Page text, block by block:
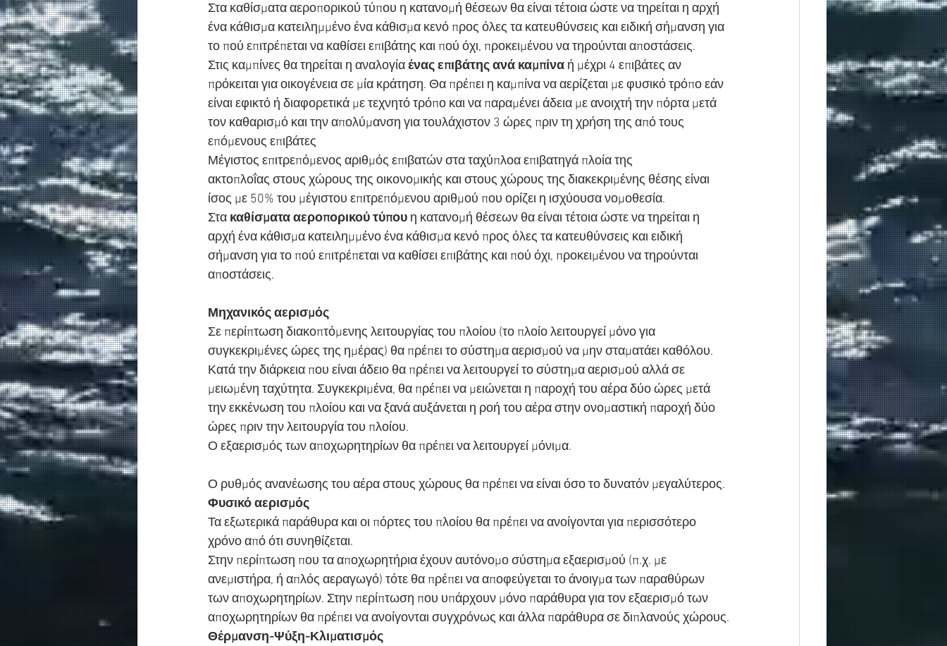
Στα καθίσματα αεροπορικού τύπου η κατανομή θέσεων θα είναι τέτοια ώστε να τηρείται η αρχή
ένα κάθισμα κατειλημμένο ένα κάθισμα κενό προς όλες τα κατευθύνσεις και ειδική σήμανση για
το πού επιτρέπεται να καθίσει επιβάτης και πού όχι, προκειμένου να τηρούνται αποστάσεις.
Στις καμπίνες θα τηρείται η αναλογία ένας επιβάτης ανά καμπίνα ή μέχρι 4 επιβάτες αν
πρόκειται για οικογένεια σε μία κράτηση. Θα πρέπει η καμπίνα να αερίζεται με φυσικό τρόπο εάν
είναι εφικτό ή διαφορετικά με τεχνητό τρόπο και να παραμένει άδεια με ανοιχτή την πόρτα μετά
τον καθαρισμό και την απολύμανση για τουλάχιστον 3 ώρες πριν τη χρήση της από τους
επόμενους επιβάτες
Μέγιστος επιτρεπόμενος αριθμός επιβατών στα ταχύπλοα επιβατηγά πλοία της
ακτοπλοΐας στους χώρους της οικονομικής και στους χώρους της διακεκριμένης θέσης είναι
ίσος με 50% του μέγιστου επιτρεπόμενου αριθμού που ορίζει η ισχύουσα νομοθεσία.
Στα καθίσματα αεροπορικού τύπου η κατανομή θέσεων θα είναι τέτοια ώστε να τηρείται η
αρχή ένα κάθισμα κατειλημμένο ένα κάθισμα κενό προς όλες τα κατευθύνσεις και ειδική
σήμανση για το πού επιτρέπεται να καθίσει επιβάτης και πού όχι, προκειμένου να τηρούνται
αποστάσεις.
Μηχανικός αερισμός
Σε περίπτωση διακοπτόμενης λειτουργίας του πλοίου (το πλοίο λειτουργεί μόνο για
συγκεκριμένες ώρες της ημέρας) θα πρέπει το σύστημα αερισμού να μην σταματάει καθόλου.
Κατά την διάρκεια που είναι άδειο θα πρέπει να λειτουργεί το σύστημα αερισμού αλλά σε
μειωμένη ταχύτητα. Συγκεκριμένα, θα πρέπει να μειώνεται η παροχή του αέρα δύο ώρες μετά
την εκκένωση του πλοίου και να ξανά αυξάνεται η ροή του αέρα στην ονομαστική παροχή δύο
ώρες πριν την λειτουργία του πλοίου.
Ο εξαερισμός των αποχωρητηρίων θα πρέπει να λειτουργεί μόνιμα.
Ο ρυθμός ανανέωσης του αέρα στους χώρους θα πρέπει να είναι όσο το δυνατόν μεγαλύτερος.
Φυσικό αερισμός
Τα εξωτερικά παράθυρα και οι πόρτες του πλοίου θα πρέπει να ανοίγονται για περισσότερο
χρόνο από ότι συνηθίζεται.
Στην περίπτωση που τα αποχωρητήρια έχουν αυτόνομο σύστημα εξαερισμού (π.χ. με
ανεμιστήρα, ή απλός αεραγωγό) τότε θα πρέπει να αποφεύγεται το άνοιγμα των παραθύρων
των αποχωρητηρίων. Στην περίπτωση που υπάρχουν μόνο παράθυρα για τον εξαερισμό των
αποχωρητηρίων θα πρέπει να ανοίγονται συγχρόνως και άλλα παράθυρα σε διπλανούς χώρους.
Θέρμανση-Ψύξη-Κλιματισμός